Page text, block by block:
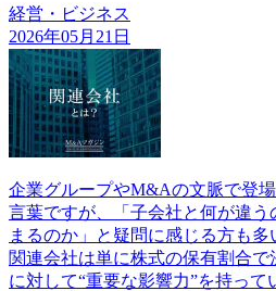
経営・ビジネス
2026年05月21日
企業グループやM&Aの文脈で登
言葉ですが、「子会社と何が違
まるのか」と疑問に感じる方も多
関連会社は単に株式の保有割合
に対して“重要な影響力”を持っ